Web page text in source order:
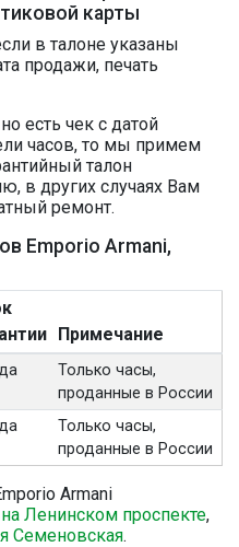
карты
в талоне указаны
продажи, печать
есть чек с датой
часов, то мы примем
талон
в других случаях Вам
ремонт.
Emporio Armani,
Примечание
Только часы,
проданные в России
Только часы,
проданные в России
Armani
на Ленинском проспекте,
Семеновская.